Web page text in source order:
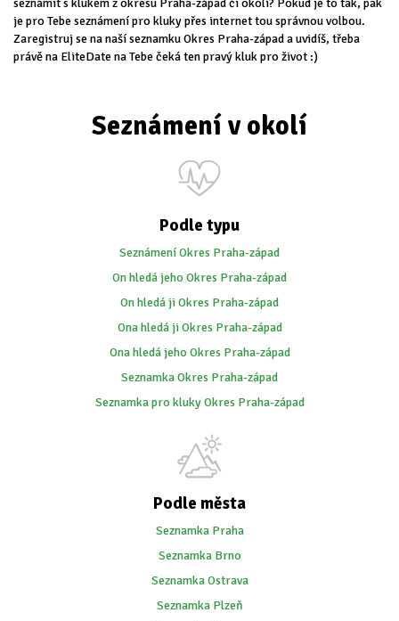
seznámit s klukem z okresu Praha-západ či okolí? Pokud je to tak, pak
je pro Tebe seznámení pro kluky přes internet tou správnou volbou.
Zaregistruj se na naší seznamku Okres Praha-západ a uvidíš, třeba
právě na EliteDate na Tebe čeká ten pravý kluk pro život :)
Seznámení v okolí
Podle typu
Seznámení Okres Praha-západ
On hledá jeho Okres Praha-západ
On hledá ji Okres Praha-západ
Ona hledá ji Okres Praha-západ
Ona hledá jeho Okres Praha-západ
Seznamka Okres Praha-západ
Seznamka pro kluky Okres Praha-západ
Podle města
Seznamka Praha
Seznamka Brno
Seznamka Ostrava
Seznamka Plzeň